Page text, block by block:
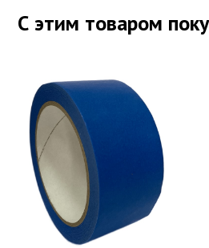
С этим товаром